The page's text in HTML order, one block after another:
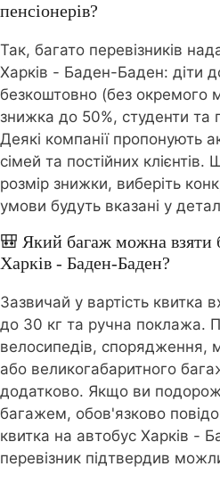
пенсіонерів?
Так, багато перевізників
Харків - Баден-Баден: діти
безкоштовно (без окремого
знижка до 50%, студенти та
Деякі компанії пропонують
сімей та постійних
розмір знижки, виберіть
умови будуть вказані у
🎒 Який багаж можна взяти
Харків - Баден-Баден?
Зазвичай у вартість квитка
до 30 кг та ручна поклажа.
велосипедів, спорядження,
або великогабаритного
додатково. Якщо ви
багажем, обов'язково
квитка на автобус Харків -
перевізник підтвердив